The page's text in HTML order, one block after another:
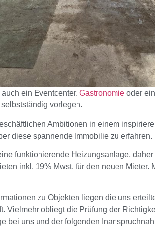
ein Eventcenter, Gastronomie oder
vorlegen.
Ambitionen in einem
diese spannende Immobilie zu erfahren.
funktionierende Heizungsanlage,
inkl. 19% Mwst. für den neuen
zu Objekten liegen die uns
Vielmehr obliegt die Prüfung der
bei uns und der folgenden